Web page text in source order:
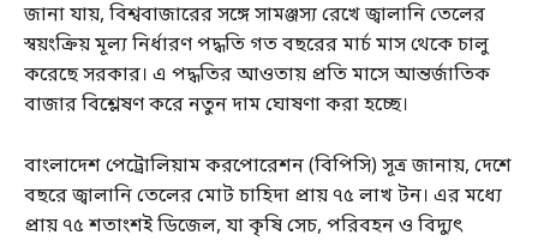
জানা যায়, বিশ্ববাজারের সঙ্গে সামঞ্জস্য রেখে জ্বালানি তেলের
স্বয়ংক্রিয় মূল্য নির্ধারণ পদ্ধতি গত বছরের মার্চ মাস থেকে চালু
করেছে সরকার। এ পদ্ধতির আওতায় প্রতি মাসে আন্তর্জাতিক
বাজার বিশ্লেষণ করে নতুন দাম ঘোষণা করা হচ্ছে।
বাংলাদেশ পেট্রোলিয়াম করপোরেশন (বিপিসি) সূত্র জানায়, দেশে
বছরে জ্বালানি তেলের মোট চাহিদা প্রায় ৭৫ লাখ টন। এর মধ্যে
প্রায় ৭৫ শতাংশই ডিজেল, যা কৃষি সেচ, পরিবহন ও বিদ্যুৎ